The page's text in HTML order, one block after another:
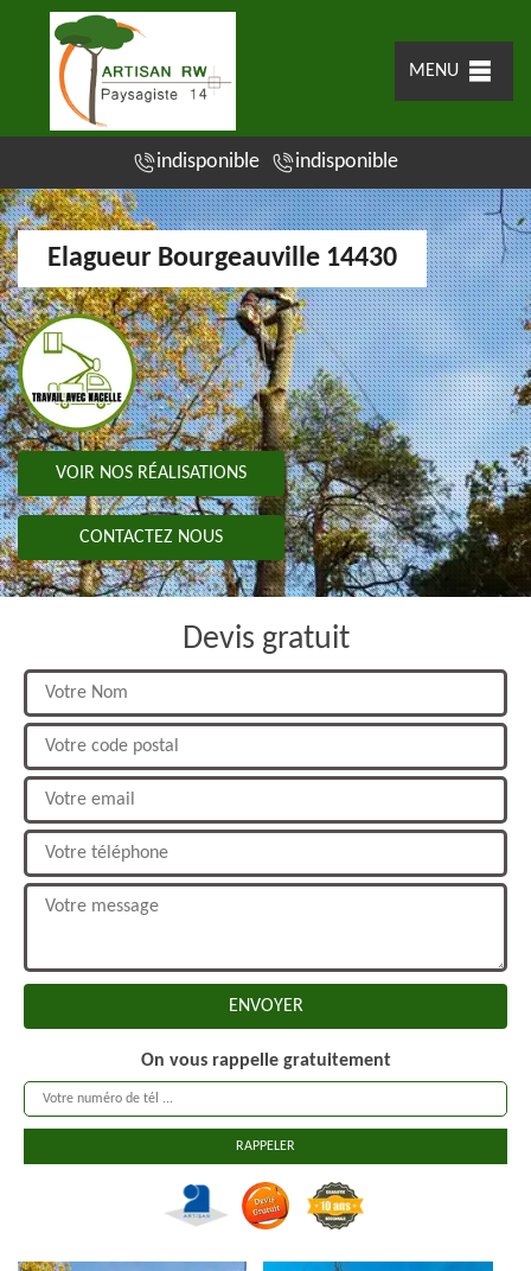
MENU
indisponible indisponible
Elagueur Bourgeauville 14430
VOIR NOS RÉALISATIONS
CONTACTEZ NOUS
Devis gratuit
On vous rappelle gratuitement